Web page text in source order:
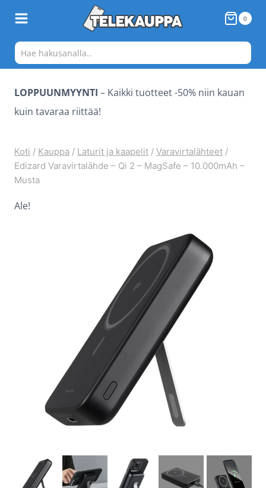
sisältöön
0
LOPPUUNMYYNTI – Kaikki tuotteet -50% niin kauan
kuin tavaraa riittää!
Koti / Kauppa / Laturit ja kaapelit / Varavirtalähteet /
Edizard Varavirtalähde – Qi 2 – MagSafe – 10.000mAh –
Musta
Ale!